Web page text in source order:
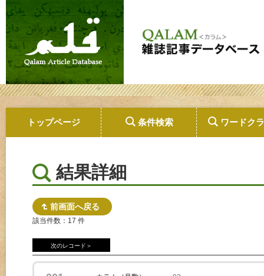
トップページ 条件検索 ワードク
結果詳細
前画面へ戻る
該当件数：17 件
次のレコード＞